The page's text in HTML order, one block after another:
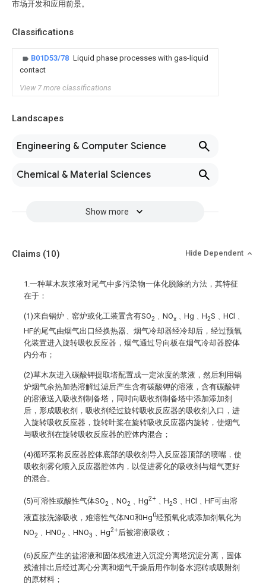
市场开发和应用前景。
Classifications
B01D53/78 Liquid phase processes with gas-liquid
contact
View 7 more classifications
Landscapes
Engineering & Computer Science
Chemical & Material Sciences
Show more
Claims (10) Hide Dependent
1.一种草木灰浆液对尾气中多污染物一体化脱除的方法，其特征
在于：
(1)来自锅炉﹑窑炉或化工装置含有SO2 ﹑NOx ﹑Hg﹑H2S﹑HCl﹑
HF的尾气由烟气出口经换热器、烟气冷却器经冷却后，经过预氧
化装置进入旋转吸收反应器，烟气通过导向板在烟气冷却器腔体
内分布；
(2)草木灰进入碳酸钾提取塔配置成一定浓度的浆液，然后利用锅
炉烟气余热加热溶解过滤后产生含有碳酸钾的溶液，含有碳酸钾
的溶液送入吸收剂制备塔，同时向吸收剂制备塔中添加添加剂
后，形成吸收剂，吸收剂经过旋转吸收反应器的吸收剂入口，进
入旋转吸收反应器，旋转叶桨在旋转吸收反应器内旋转，使烟气
与吸收剂在旋转吸收反应器的腔体内混合；
(4)循环泵将反应器腔体底部的吸收剂导入反应器顶部的喷嘴，使
吸收剂雾化喷入反应器腔体内，以促进雾化的吸收剂与烟气更好
的混合。
(5)可溶性或酸性气体SO2 ﹑NO2 ﹑Hg2+ ﹑H2S﹑HCl﹑HF可由溶
液直接洗涤吸收，难溶性气体NO和Hg0经预氧化或添加剂氧化为
NO2 ﹑HNO2 ﹑HNO3 ﹑Hg2+后被溶液吸收；
(6)反应产生的盐溶液和固体残渣进入沉淀分离塔沉淀分离，固体
残渣排出后经过离心分离和烟气干燥后用作制备水泥砖或吸附剂
的原材料；